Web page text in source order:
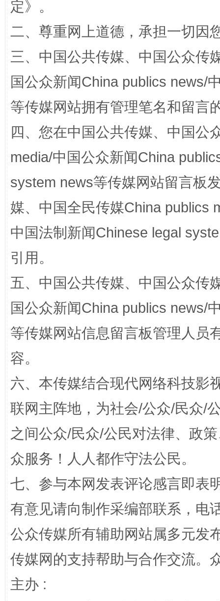
“蜀中异人”王建安的艺术幻境
完善运行机制助力责任有效落实 一纸欠
东山县通报“牛蛙产品抗生素超标问题” 法
千年窑火 生生不息 一
定》。
二、尊重网上道德，承担一切因
三、中国公共传媒、中国公众传
国公众新闻China publics news/
等传媒网站拥有管理笔名和留言
四、您在中国公共传媒、中国公
media/中国公众新闻China
system news等传媒网站留言板
媒、中国全民传媒China publics
中国法制新闻Chinese legal
引用。
五、中国公共传媒、中国公众传
国公众新闻China publics news/
等传媒网站信息留言板管理人员
容。
六、本传媒结合现代网络科技影
联网主阵地，为社会/公众/民众/
之间公众/民众/公民对法律、政
众服务！人人都作守法公民。
七、参与本网发表评论感言即表
有意见请向制作采编部联系，电
公众传媒所有辅助网站属多元发
传媒网的支持帮助与合作交流。
主办 :